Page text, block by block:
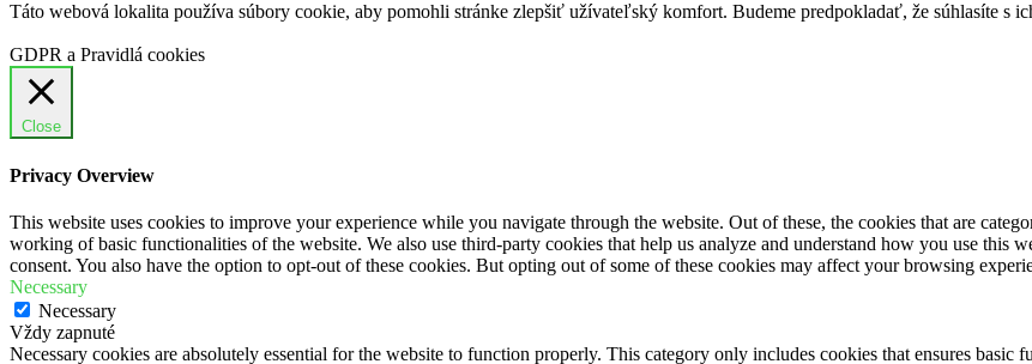
Táto webová lokalita používa súbory cookie, aby pomohli stránke zlepšiť užívateľský komfort. Budeme predpokladať, že súhlasíte s
GDPR a Pravidlá cookies
Close
Privacy Overview
This website uses cookies to improve your experience while you navigate through the website. Out of these, the cookies that are
working of basic functionalities of the website. We also use third-party cookies that help us analyze and understand how you use
consent. You also have the option to opt-out of these cookies. But opting out of some of these cookies may affect your browsing
Necessary
Necessary
Vždy zapnuté
Necessary cookies are absolutely essential for the website to function properly. This category only includes cookies that ensures basic